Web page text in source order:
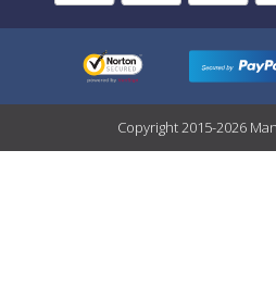
Copyright 2015-2026